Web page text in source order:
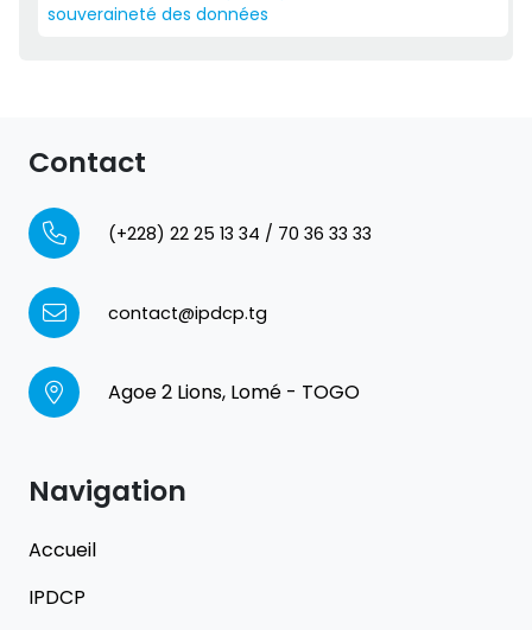
souveraineté des données
Contact
(+228) 22 25 13 34 / 70 36 33 33
contact@ipdcp.tg
Agoe 2 Lions, Lomé - TOGO
Navigation
Accueil
IPDCP